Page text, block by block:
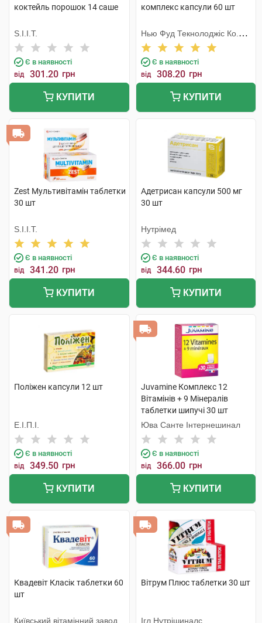
коктейль порошок 14 саше
S.I.I.T.
Є в наявності
від 301.20 грн
КУПИТИ
комплекс капсули 60 шт
Нью Фуд Текнолоджіс Ко.
Лтд
Є в наявності
від 308.20 грн
КУПИТИ
Zest Мультивітамін таблетки
30 шт
S.I.I.T.
Є в наявності
від 341.20 грн
КУПИТИ
Адетрисан капсули 500 мг
30 шт
Нутрімед
Є в наявності
від 344.60 грн
КУПИТИ
Поліжен капсули 12 шт
Е.І.П.І.
Є в наявності
від 349.50 грн
КУПИТИ
Juvamine Комплекс 12
Вітамінів + 9 Мінералів
таблетки шипучі 30 шт
Юва Санте Інтернешинал
Є в наявності
від 366.00 грн
КУПИТИ
Квадевіт Класік таблетки 60
шт
Київський вітамінний завод
Вітрум Плюс таблетки 30 шт
Ігл Нутрішиналс